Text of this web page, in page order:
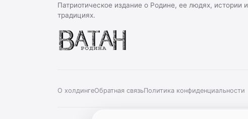
Патриотическое издание о Родине, ее людях, истории и
традициях.
О холдингеОбратная связьПолитика конфиденциальности